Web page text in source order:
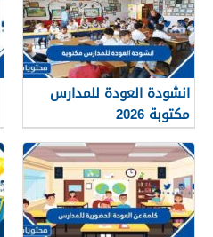
انشودة العودة للمدارس
مكتوبة 2026